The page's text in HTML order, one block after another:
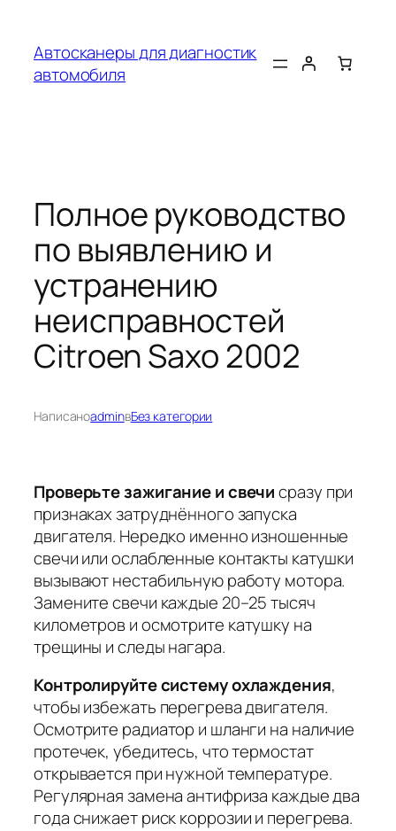
содержимому
Автосканеры для диагностик
автомобиля
Полное руководство
по выявлению и
устранению
неисправностей
Citroen Saxo 2002
НаписаноadminвБез категории
Проверьте зажигание и свечисразу при
признаках затруднённого запуска
двигателя. Нередко именно изношенные
свечи или ослабленные контакты катушки
вызывают нестабильную работу мотора.
Замените свечи каждые 20–25 тысяч
километрови осмотрите катушку на
трещины и следы нагара.
Контролируйте систему охлаждения,
чтобы избежать перегрева двигателя.
Осмотрите радиатор и шланги на наличие
протечек, убедитесь, что термостат
открывается при нужной температуре.
Регулярная замена антифриза каждые два
годаснижает риск коррозии и перегрева.